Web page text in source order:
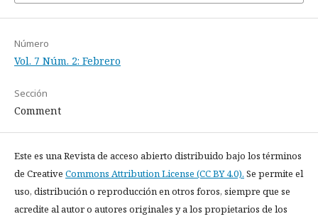
Número
Vol. 7 Núm. 2: Febrero
Sección
Comment
Este es una Revista de acceso abierto distribuido bajo los términos
de Creative Commons Attribution License (CC BY 4.0). Se permite el
uso, distribución o reproducción en otros foros, siempre que se
acredite al autor o autores originales y a los propietarios de los